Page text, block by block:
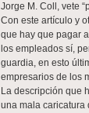
Jorge M. Coll, vete
Con este artículo y
que hay que pagar
los empleados sí,
guardia, en esto
empresarios de los
La descripción que
una mala caricatura